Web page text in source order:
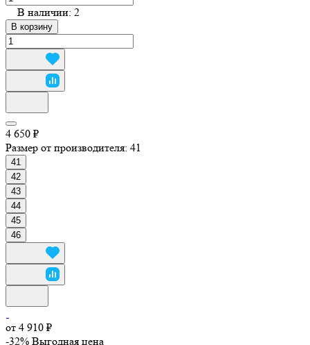
В наличии: 2
В корзину
4 650 ₽
Размер от производителя: 41
41
42
43
44
45
46
от 4 910 ₽
-32% Выгодная цена